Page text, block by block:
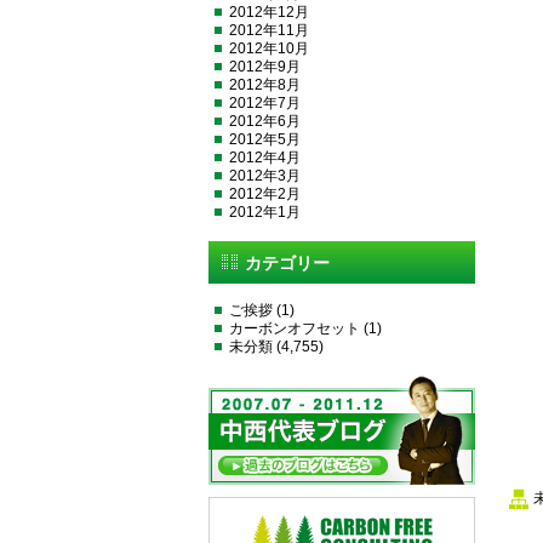
2012年12月
2012年11月
2012年10月
2012年9月
2012年8月
2012年7月
2012年6月
2012年5月
2012年4月
2012年3月
2012年2月
2012年1月
カテゴリー
ご挨拶 (1)
カーボンオフセット (1)
未分類 (4,755)